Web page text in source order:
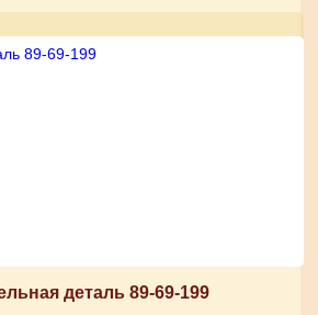
деталь 89-69-199